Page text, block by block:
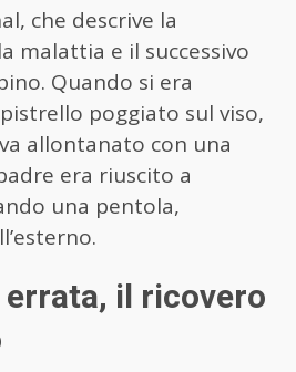
che descrive la
malattia e il successivo
Quando si era
poggiato sul viso,
allontanato con una
era riuscito a
una pentola,
errata, il ricovero